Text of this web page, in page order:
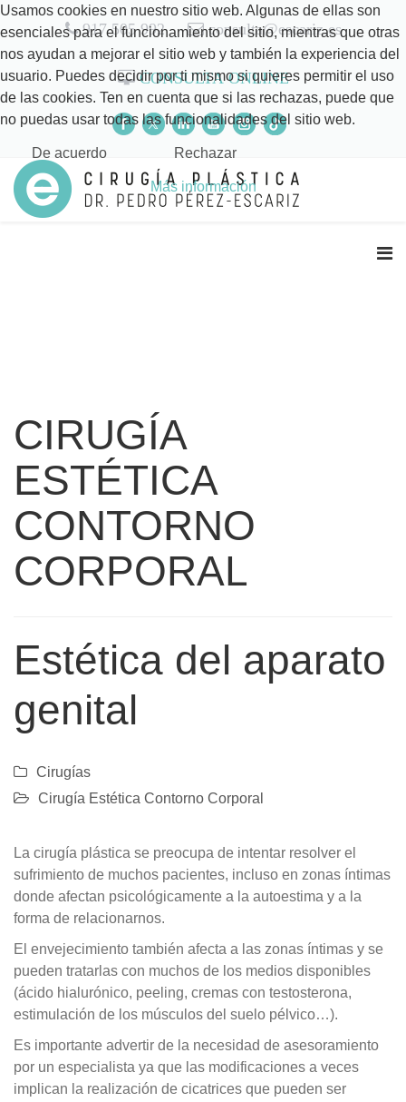
917 505 992 consulta@escariz.es
CONSULTA ONLINE
CIRUGÍA
ESTÉTICA
CONTORNO
CORPORAL
Estética del aparato
genital
Cirugías
Cirugía Estética Contorno Corporal
La cirugía plástica se preocupa de intentar resolver el
sufrimiento de muchos pacientes, incluso en zonas íntimas
donde afectan psicológicamente a la autoestima y a la
forma de relacionarnos.
El envejecimiento también afecta a las zonas íntimas y se
pueden tratarlas con muchos de los medios disponibles
(ácido hialurónico, peeling, cremas con testosterona,
estimulación de los músculos del suelo pélvico…).
Es importante advertir de la necesidad de asesoramiento
por un especialista ya que las modificaciones a veces
implican la realización de cicatrices que pueden ser
Usamos cookies en nuestro sitio web. Algunas de ellas son
esenciales para el funcionamiento del sitio, mientras que otras
nos ayudan a mejorar el sitio web y también la experiencia del
usuario. Puedes decidir por ti mismo si quieres permitir el uso
de las cookies. Ten en cuenta que si las rechazas, puede que
no puedas usar todas las funcionalidades del sitio web.
De acuerdo Rechazar
Más información